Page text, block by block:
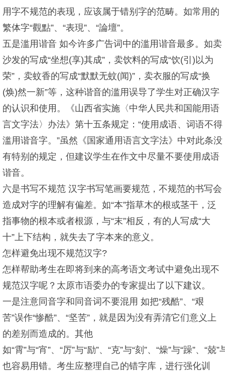
用字不规范的表现，应该属于错别字的范畴。如常用的
繁体字“觀點”、“表現”、“論壇”。
五是滥用谐音 如今许多广告词中的滥用谐音最多。如卖
沙发的写成“坐想(享)其成”，卖饮料的写成“饮(引)以为
荣”，卖蚊香的写成“默默无蚊(闻)”，卖衣服的写成“换
(焕)然一新”等，这种谐音的滥用误导了学生对正确汉字
的认识和使用。《山西省实施〈中华人民共和国能用语
言文字法〉办法》第十五条规定：“使用成语、词语不得
滥用谐音字。”虽然《国家通用语言文字法》中对此条没
有特别的规定，但建议学生在作文中尽量不要使用成语
谐音。
六是书写不规范 汉字书写笔画要规范，不规范的书写会
造成对字的理解有偏差。如“本”指草木的根或茎干，泛
指事物的根本或者根源，与“末”相反，有的人写成“大
十”上下结构，就失去了字本来的意义。
怎样避免出现不规范汉字?
怎样帮助考生在即将到来的高考语文考试中避免出现不
规范汉字呢？太原市语委办的专家提出了以下建议。
一是注意同音字和同音词不要混用 如把“残酷”、“艰
苦”误作“惨酷”、“坚苦”，就是因为没有弄清它们意义上
的差别而造成的。其他
如“霄”与“宵”、“厉”与“励”、“克”与“刻”、“燥”与“躁”、“兢”
也容易用错。考生应整理自己的错字库，进行强化训